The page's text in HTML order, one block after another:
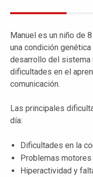
Manuel es un niño de
una condición
desarrollo del sistema
dificultades en el
comunicación.
Las principales
día:
Dificultades en la
Problemas
Hiperactividad y